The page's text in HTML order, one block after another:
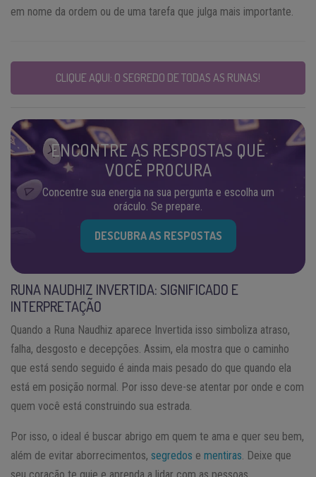
em nome da ordem ou de uma tarefa que julga mais importante.
CLIQUE AQUI: O SEGREDO DE TODAS AS RUNAS!
ENCONTRE AS RESPOSTAS QUE
VOCÊ PROCURA
Concentre sua energia na sua pergunta e escolha um
oráculo. Se prepare.
DESCUBRA AS RESPOSTAS
RUNA NAUDHIZ INVERTIDA: SIGNIFICADO E
INTERPRETAÇÃO
Quando a Runa Naudhiz aparece Invertida isso simboliza atraso,
falha, desgosto e decepções. Assim, ela mostra que o caminho
que está sendo seguido é ainda mais pesado do que quando ela
está em posição normal. Por isso deve-se atentar por onde e com
quem você está construindo sua estrada.
Por isso, o ideal é buscar abrigo em quem te ama e quer seu bem,
além de evitar aborrecimentos, segredos e mentiras . Deixe que
seu coração te guie e aprenda a lidar com as pessoas